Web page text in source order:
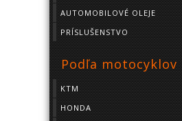
AUTOMOBILOVÉ OLEJE
PRÍSLUŠENSTVO
Podľa motocyklov
KTM
HONDA